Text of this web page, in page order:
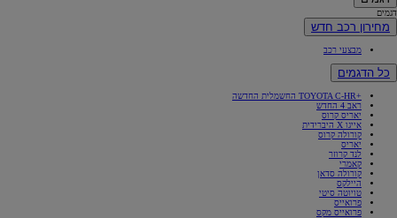
דגמים
מחירון רכב חדש
מבצעי רכב
כל הדגמים
+TOYOTA C-HR החשמלית החדשה
ראב 4 החדש
יאריס קרוס
אייגו X היברידית
קורולה קרוס
יאריס
לנד קרוזר
קאמרי
קורולה סדאן
היילקס
טויוטה סיטי
פרואייס
פרואייס מקס